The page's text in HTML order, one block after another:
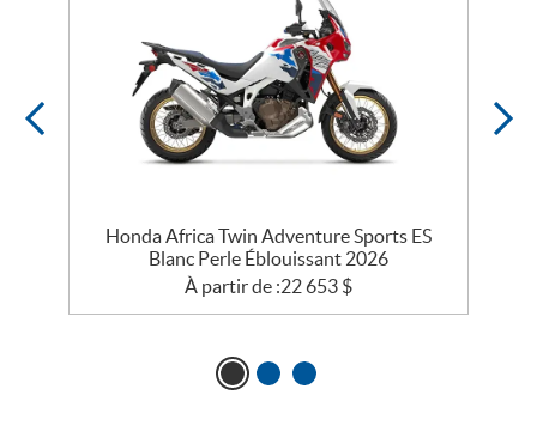
Honda Africa Twin Adventure Sports ES
Blanc Perle Éblouissant 2026
À partir de :22 653 $